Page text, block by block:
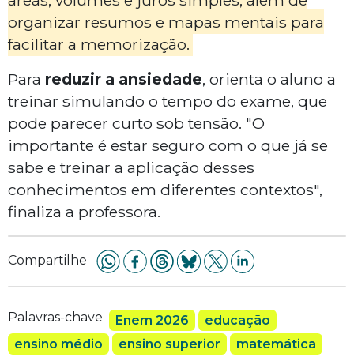
organizar resumos e mapas mentais para
facilitar a memorização.
Para reduzir a ansiedade, orienta o aluno a
treinar simulando o tempo do exame, que
pode parecer curto sob tensão. "O
importante é estar seguro com o que já se
sabe e treinar a aplicação desses
conhecimentos em diferentes contextos",
finaliza a professora.
Compartilhe
Palavras-chave Enem 2026
educação
ensino médio
ensino superior
matemática